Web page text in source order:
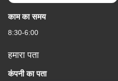
काम का समय
8:30-6:00
हमारा पता
कंपनी का पता